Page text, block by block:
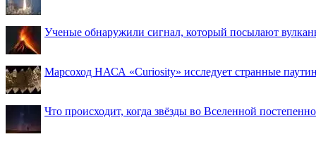
Ученые обнаружили сигнал, который посылают
Марсоход НАСА «Curiosity» исследует странные
Что происходит, когда звёзды во Вселенной